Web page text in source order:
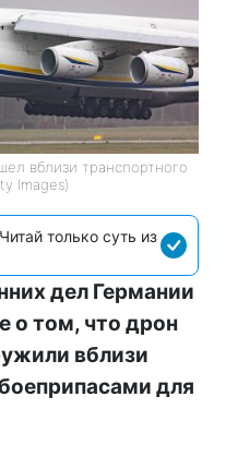
вблизи транспортного
Images)
только суть из
дел Германии
о том, что дрон
вблизи
для